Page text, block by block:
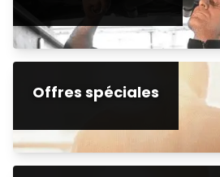
Offres spéciales